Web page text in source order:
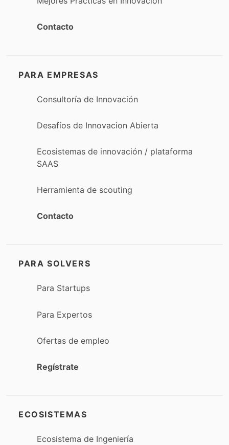
Contacto
PARA EMPRESAS
Consultoría de Innovación
Desafíos de Innovacion Abierta
Ecosistemas de innovación / plataforma
SAAS
Herramienta de scouting
Contacto
PARA SOLVERS
Para Startups
Para Expertos
Ofertas de empleo
Regístrate
ECOSISTEMAS
Ecosistema de Ingeniería